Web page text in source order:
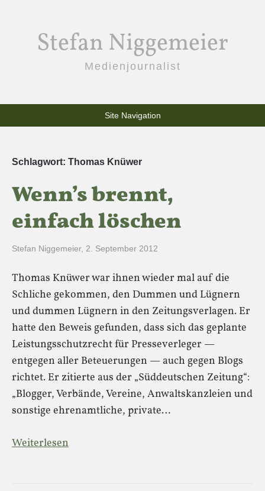
Stefan Niggemeier
Medienjournalist
Site Navigation
Schlagwort: Thomas Knüwer
Wenn’s brennt,
einfach löschen
Stefan Niggemeier, 2. September 2012
Thomas Knüwer war ihnen wieder mal auf die
Schliche gekommen, den Dummen und Lügnern
und dummen Lügnern in den Zeitungsverlagen. Er
hatte den Beweis gefunden, dass sich das geplante
Leistungsschutzrecht für Presseverleger —
entgegen aller Beteuerungen — auch gegen Blogs
richtet. Er zitierte aus der „Süddeutschen Zeitung“:
„Blogger, Verbände, Vereine, Anwaltskanzleien und
sonstige ehrenamtliche, private…
Weiterlesen